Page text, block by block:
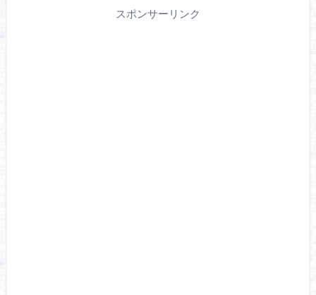
スポンサーリンク